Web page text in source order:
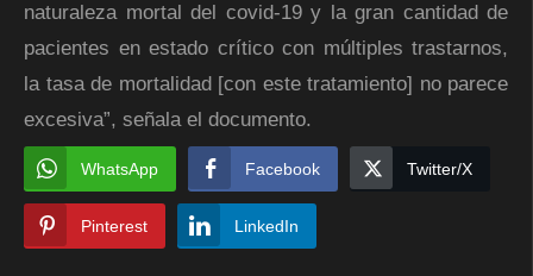
naturaleza mortal del covid-19 y la gran cantidad de
pacientes en estado crítico con múltiples trastarnos,
la tasa de mortalidad [con este tratamiento] no parece
excesiva”, señala el documento.
WhatsApp Facebook Twitter/X
Pinterest LinkedIn